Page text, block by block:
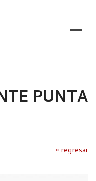
PUNTA
« regresar